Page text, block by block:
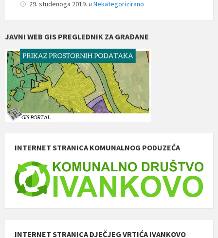
29. studenoga 2019. u Nekategorizirano
JAVNI WEB GIS PREGLEDNIK ZA GRAĐANE
INTERNET STRANICA KOMUNALNOG PODUZEĆA
INTERNET STRANICA DJEČJEG VRTIĆA IVANKOVO